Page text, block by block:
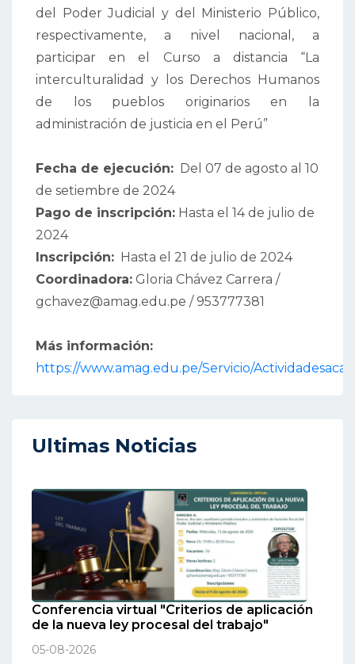
del Poder Judicial y del Ministerio Público,
respectivamente, a nivel nacional, a
participar en el Curso a distancia “La
interculturalidad y los Derechos Humanos
de los pueblos originarios en la
administración de justicia en el Perú”
Fecha de ejecución: Del 07 de agosto al 10
de setiembre de 2024
Pago de inscripción: Hasta el 14 de julio de
2024
Inscripción: Hasta el 21 de julio de 2024
Coordinadora: Gloria Chávez Carrera /
gchavez@amag.edu.pe / 953777381
Más información:
https://www.amag.edu.pe/Servicio/
Ultimas Noticias
Conferencia virtual "Criterios de aplicación
de la nueva ley procesal del trabajo"
05-08-2026